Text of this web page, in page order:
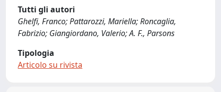
Tutti gli autori
Ghelfi, Franco; Pattarozzi, Mariella; Roncaglia,
Fabrizio; Giangiordano, Valerio; A. F., Parsons
Tipologia
Articolo su rivista